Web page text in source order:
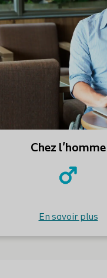
Chez l'homme
En savoir plus